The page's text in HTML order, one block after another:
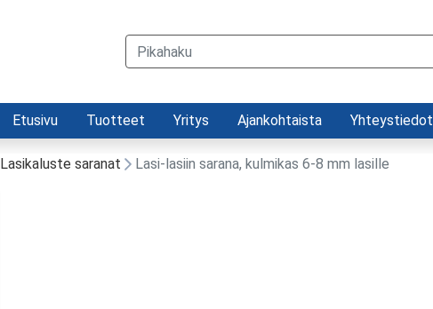
Etusivu Tuotteet Yritys Ajankohtaista Yhteystiedot
Lasikaluste saranat Lasi-lasiin sarana, kulmikas 6-8 mm lasille